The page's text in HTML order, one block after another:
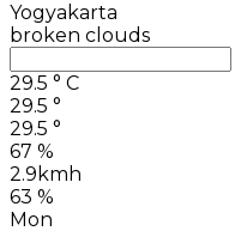
Yogyakarta
broken clouds
29.5 ° C
29.5 °
29.5 °
67 %
2.9kmh
63 %
Mon